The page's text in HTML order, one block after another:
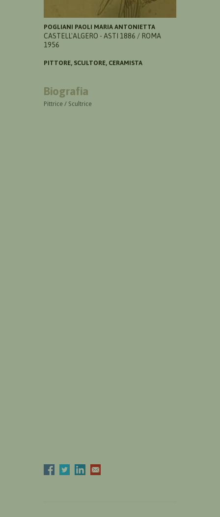
POGLIANI PAOLI MARIA ANTONIETTA
CASTELL'ALGERO - ASTI 1886 / ROMA
1956
PITTORE, SCULTORE, CERAMISTA
Biografia
Pittrice / Scultrice